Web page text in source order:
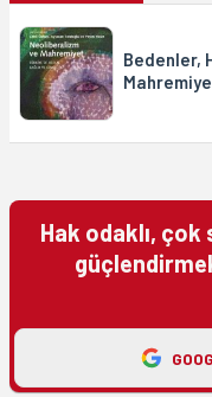
Bedenler,
Hak odaklı, çok